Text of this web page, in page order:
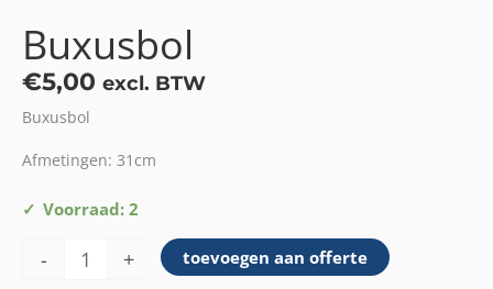
Buxusbol
€5,00 excl. BTW
Buxusbol
Afmetingen: 31cm
Voorraad: 2
-
Buxusbol
+ toevoegen aan offerte